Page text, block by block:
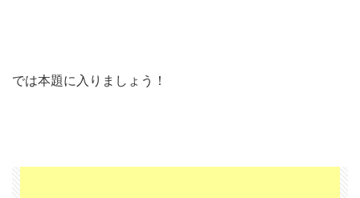
では本題に入りましょう！